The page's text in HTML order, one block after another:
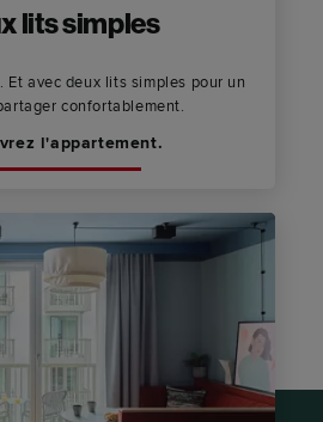
lits simples
Et avec deux lits simples pour un
confortablement.
l'appartement.